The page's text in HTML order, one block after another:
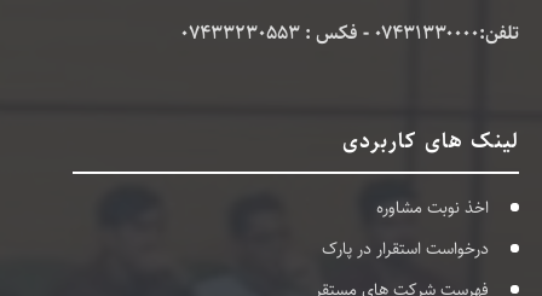
تلفن:۰۷۴۳۱۳۳۰۰۰۰ - فکس : 07433230553
لینک های کاربردی
اخذ نوبت مشاوره
درخواست استقرار در پارک
فهرست شرکت های مستقر